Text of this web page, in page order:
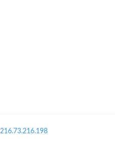
216.73.216.198